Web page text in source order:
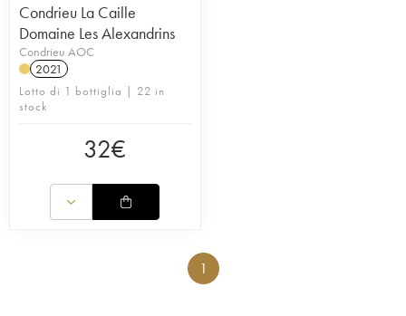
Condrieu La Caille
Domaine Les Alexandrins
Condrieu AOC
2021
Lotto di 1 bottiglia | 22 in
stock
32€
1